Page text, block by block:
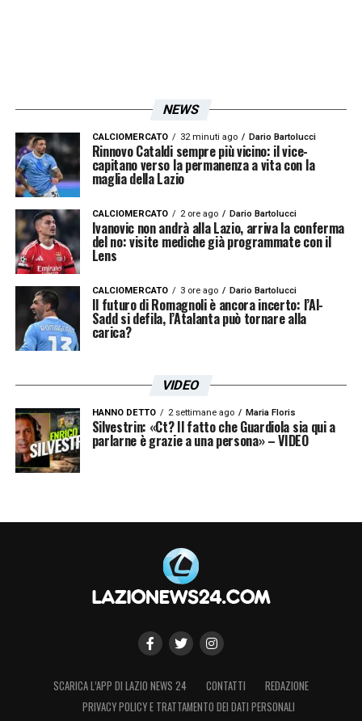
NEWS
CALCIOMERCATO 32 minuti ago Dario Bartolucci
Rinnovo Cataldi sempre più vicino: il vice-
capitano verso la permanenza a vita con la
maglia della Lazio
CALCIOMERCATO 2 ore ago Dario Bartolucci
Ivanovic non andrà alla Lazio, arriva la conferma
del no: visite mediche già programmate con il
Lens
CALCIOMERCATO 3 ore ago Dario Bartolucci
Il futuro di Romagnoli è ancora incerto: l’Al-
Sadd si defila, l’Atalanta può tornare alla
carica?
VIDEO
HANNO DETTO 2 settimane ago Maria Floris
Silvestrin: «Ct? Il fatto che Guardiola sia qui a
parlarne è grazie a una persona» – VIDEO
SCARICA L’APP DI LAZIO NEWS 24 CONTATTI
REDAZIONE
PRIVACY POLICY E TRATTAMENTO DEI DATI PERSONALI